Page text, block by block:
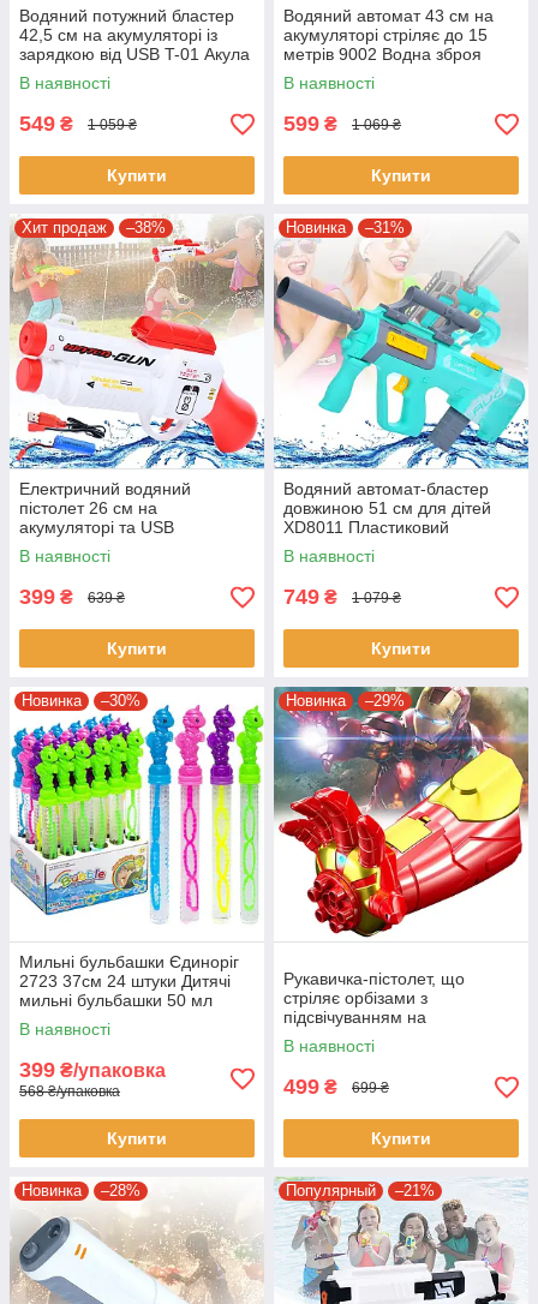
Водяний потужний бластер
42,5 см на акумуляторі із
зарядкою від USB T-01 Акула
Водяна зброя на 550 мл
В наявності
549 ₴ 1 059 ₴
Купити
Водяний автомат 43 см на
акумуляторі стріляє до 15
метрів 9002 Водна зброя
В наявності
599 ₴ 1 069 ₴
Купити
Хит продаж –38%
Електричний водяний
пістолет 26 см на
акумуляторі та USB
зарядним T-04 Водна зброя
для басейну
В наявності
399 ₴ 639 ₴
Купити
Новинка –31%
Водяний автомат-бластер
довжиною 51 см для дітей
XD8011 Пластиковий
акумуляторний автомат
В наявності
749 ₴ 1 079 ₴
Купити
Новинка –30%
Мильні бульбашки Єдиноріг
2723 37см 24 штуки Дитячі
мильні бульбашки 50 мл
В наявності
399 ₴/упаковка
568 ₴/упаковка
Купити
Новинка –29%
Рукавичка-пістолет, що
стріляє орбізами з
підсвічуванням на
акумуляторі Iron Man
Рукавичка Залізної людини
В наявності
499 ₴ 699 ₴
Купити
Новинка –28% Популярный –21%